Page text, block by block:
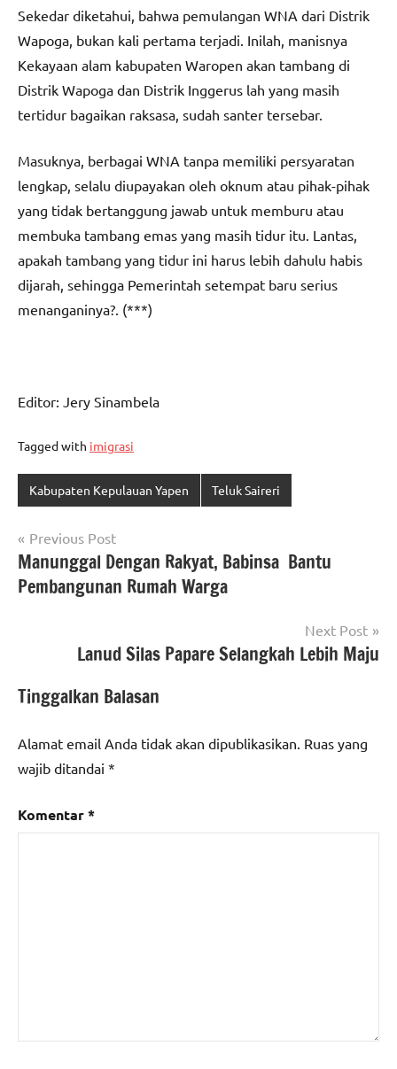
Sekedar diketahui, bahwa pemulangan WNA dari Distrik
Wapoga, bukan kali pertama terjadi. Inilah, manisnya
Kekayaan alam kabupaten Waropen akan tambang di
Distrik Wapoga dan Distrik Inggerus lah yang masih
tertidur bagaikan raksasa, sudah santer tersebar.
Masuknya, berbagai WNA tanpa memiliki persyaratan
lengkap, selalu diupayakan oleh oknum atau pihak-pihak
yang tidak bertanggung jawab untuk memburu atau
membuka tambang emas yang masih tidur itu. Lantas,
apakah tambang yang tidur ini harus lebih dahulu habis
dijarah, sehingga Pemerintah setempat baru serius
menanganinya?. (***)
Editor: Jery Sinambela
Tagged with imigrasi
Kabupaten Kepulauan Yapen Teluk Saireri
Navigasi
pos
Previous Post
Manunggal Dengan Rakyat, Babinsa Bantu
Pembangunan Rumah Warga
Next Post
Lanud Silas Papare Selangkah Lebih Maju
Tinggalkan Balasan
Alamat email Anda tidak akan dipublikasikan. Ruas yang
wajib ditandai *
Komentar*